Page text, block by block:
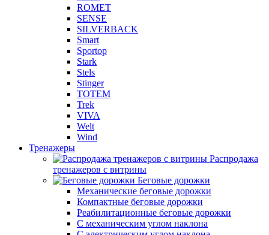
ROMET
SENSE
SILVERBACK
Smart
Sportop
Stark
Stels
Stinger
TOTEM
Trek
VIVA
Welt
Wind
Тренажеры
Распродажа
тренажеров с витрины
Беговые дорожки
Механические беговые дорожки
Компактные беговые дорожки
Реабилитационные беговые дорожки
С механическим углом наклона